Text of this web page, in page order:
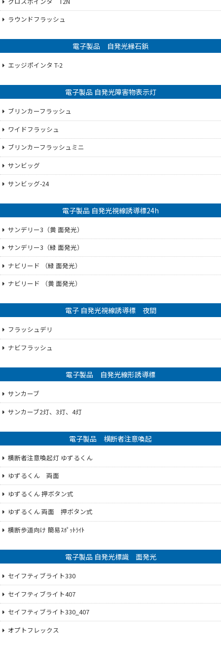
ラウンドフラッシュ
電子製品 自発光縁石鋲
エッジポインタ T-2
電子製品 自発光障害物表示灯
ブリンカーフラッシュ
ワイドフラッシュ
ブリンカーフラッシュミニ
サンビッグ
サンビッグ-24
電子製品 自発光視線誘導標24h
サンデリー3（黄 面発光）
サンデリー3（緑 面発光）
ナビリード （緑 面発光）
ナビリード （黄 面発光）
電子 自発光視線誘導標 夜間
フラッシュデリ
ナビフラッシュ
電子製品 自発光線形誘導標
サンカーブ
サンカーブ2灯、3灯、4灯
電子製品 横断者注意喚起
横断者注意喚起灯 ゆずるくん
ゆずるくん 両面
ゆずるくん 押ボタン式
ゆずるくん 両面 押ボタン式
横断歩道向け 簡易ｽﾎﾟｯﾄﾗｲﾄ
電子製品 自発光標識 面発光
セイフティブライト330
セイフティブライト407
セイフティブライト330_407
オプトフレックス